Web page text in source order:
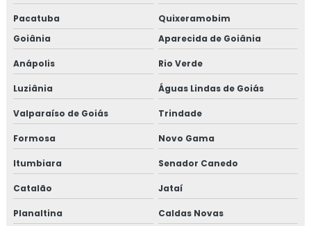
Pacatuba
Quixeramobim
Goiânia
Aparecida de Goiânia
Anápolis Rio Verde
Luziânia Águas Lindas de Goiás
Valparaíso de Goiás Trindade
Formosa Novo Gama
Itumbiara Senador Canedo
Catalão Jataí
Planaltina
Caldas Novas